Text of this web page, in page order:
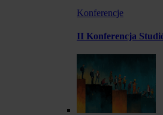
Konferencje
II Konferencja